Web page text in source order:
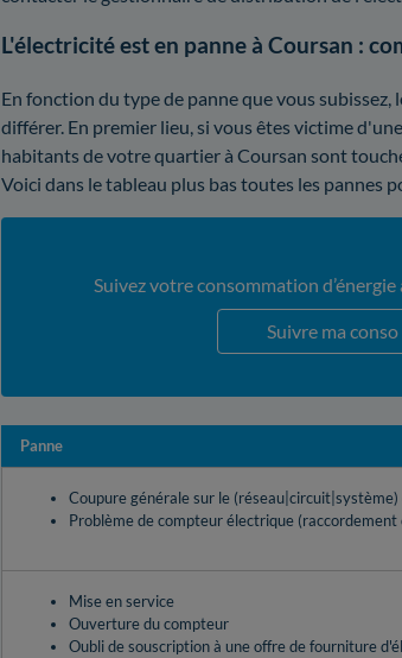
L'électricité est en panne à Coursan :
En fonction du type de panne que vous
différer. En premier lieu, si vous êtes victime
habitants de votre quartier à Coursan sont
Voici dans le tableau plus bas toutes les pannes
Suivez votre consommation d’énergie
Suivre ma conso
Panne
Coupure générale sur le
Problème de compteur électrique (raccordement
Mise en service
Ouverture du compteur
Oubli de souscription à une offre de fourniture